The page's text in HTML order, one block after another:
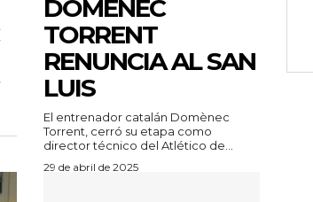
DOMÈNEC
TORRENT
RENUNCIA AL SAN
LUIS
El entrenador catalán Domènec
Torrent, cerró su etapa como
director técnico del Atlético de...
29 de abril de 2025